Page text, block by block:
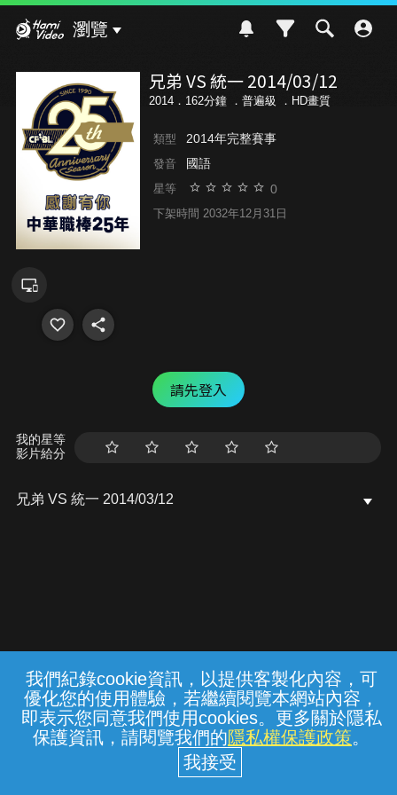
我們紀錄cookie資訊，以提供客製化內容，可
優化您的使用體驗，若繼續閱覽本網站內容，
即表示您同意我們使用cookies。更多關於隱私
保護資訊，請閱覽我們的隱私權保護政策。
瀏覽
兄弟 VS 統一 2014/03/12
2014．162分鐘 ． 普遍級 ．HD畫質
類型 2014年完整賽事
發音 國語
星等 0
下架時間 2032年12月31日
請先登入
我的星等
影片給分
兄弟 VS 統一 2014/03/12
常見問題 線上客服 服務條款 隱私權保護
中華電信股份有限公司個人家庭分公司
(統一編號：96979949) © 2026
{{notifyMsg}}